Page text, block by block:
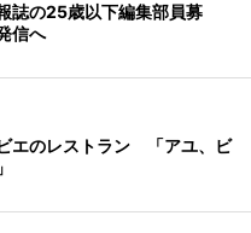
誌の25歳以下編集部員募
信へ
エのレストラン 「アユ、ビ